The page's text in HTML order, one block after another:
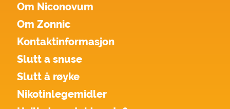
Om Niconovum
Om Zonnic
Kontaktinformasjon
Slutt a snuse
Slutt å røyke
Nikotinlegemidler